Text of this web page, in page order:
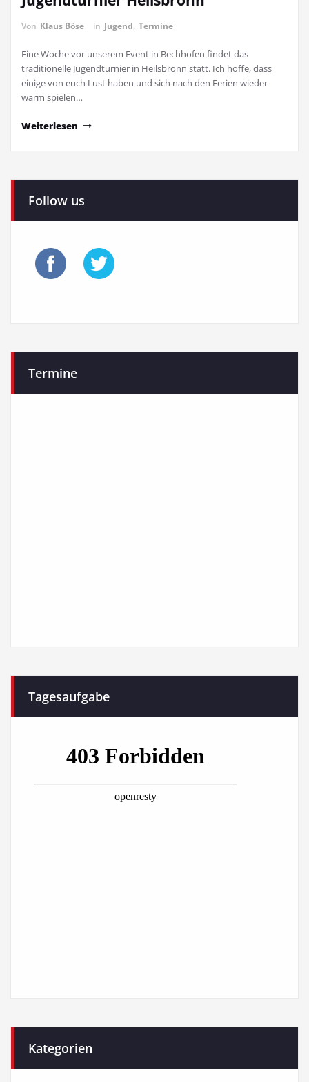
Von Klaus Böse in Jugend, Termine
Eine Woche vor unserem Event in Bechhofen findet das
traditionelle Jugendturnier in Heilsbronn statt. Ich hoffe, dass
einige von euch Lust haben und sich nach den Ferien wieder
warm spielen…
Weiterlesen
Follow us
Termine
Tagesaufgabe
Kategorien